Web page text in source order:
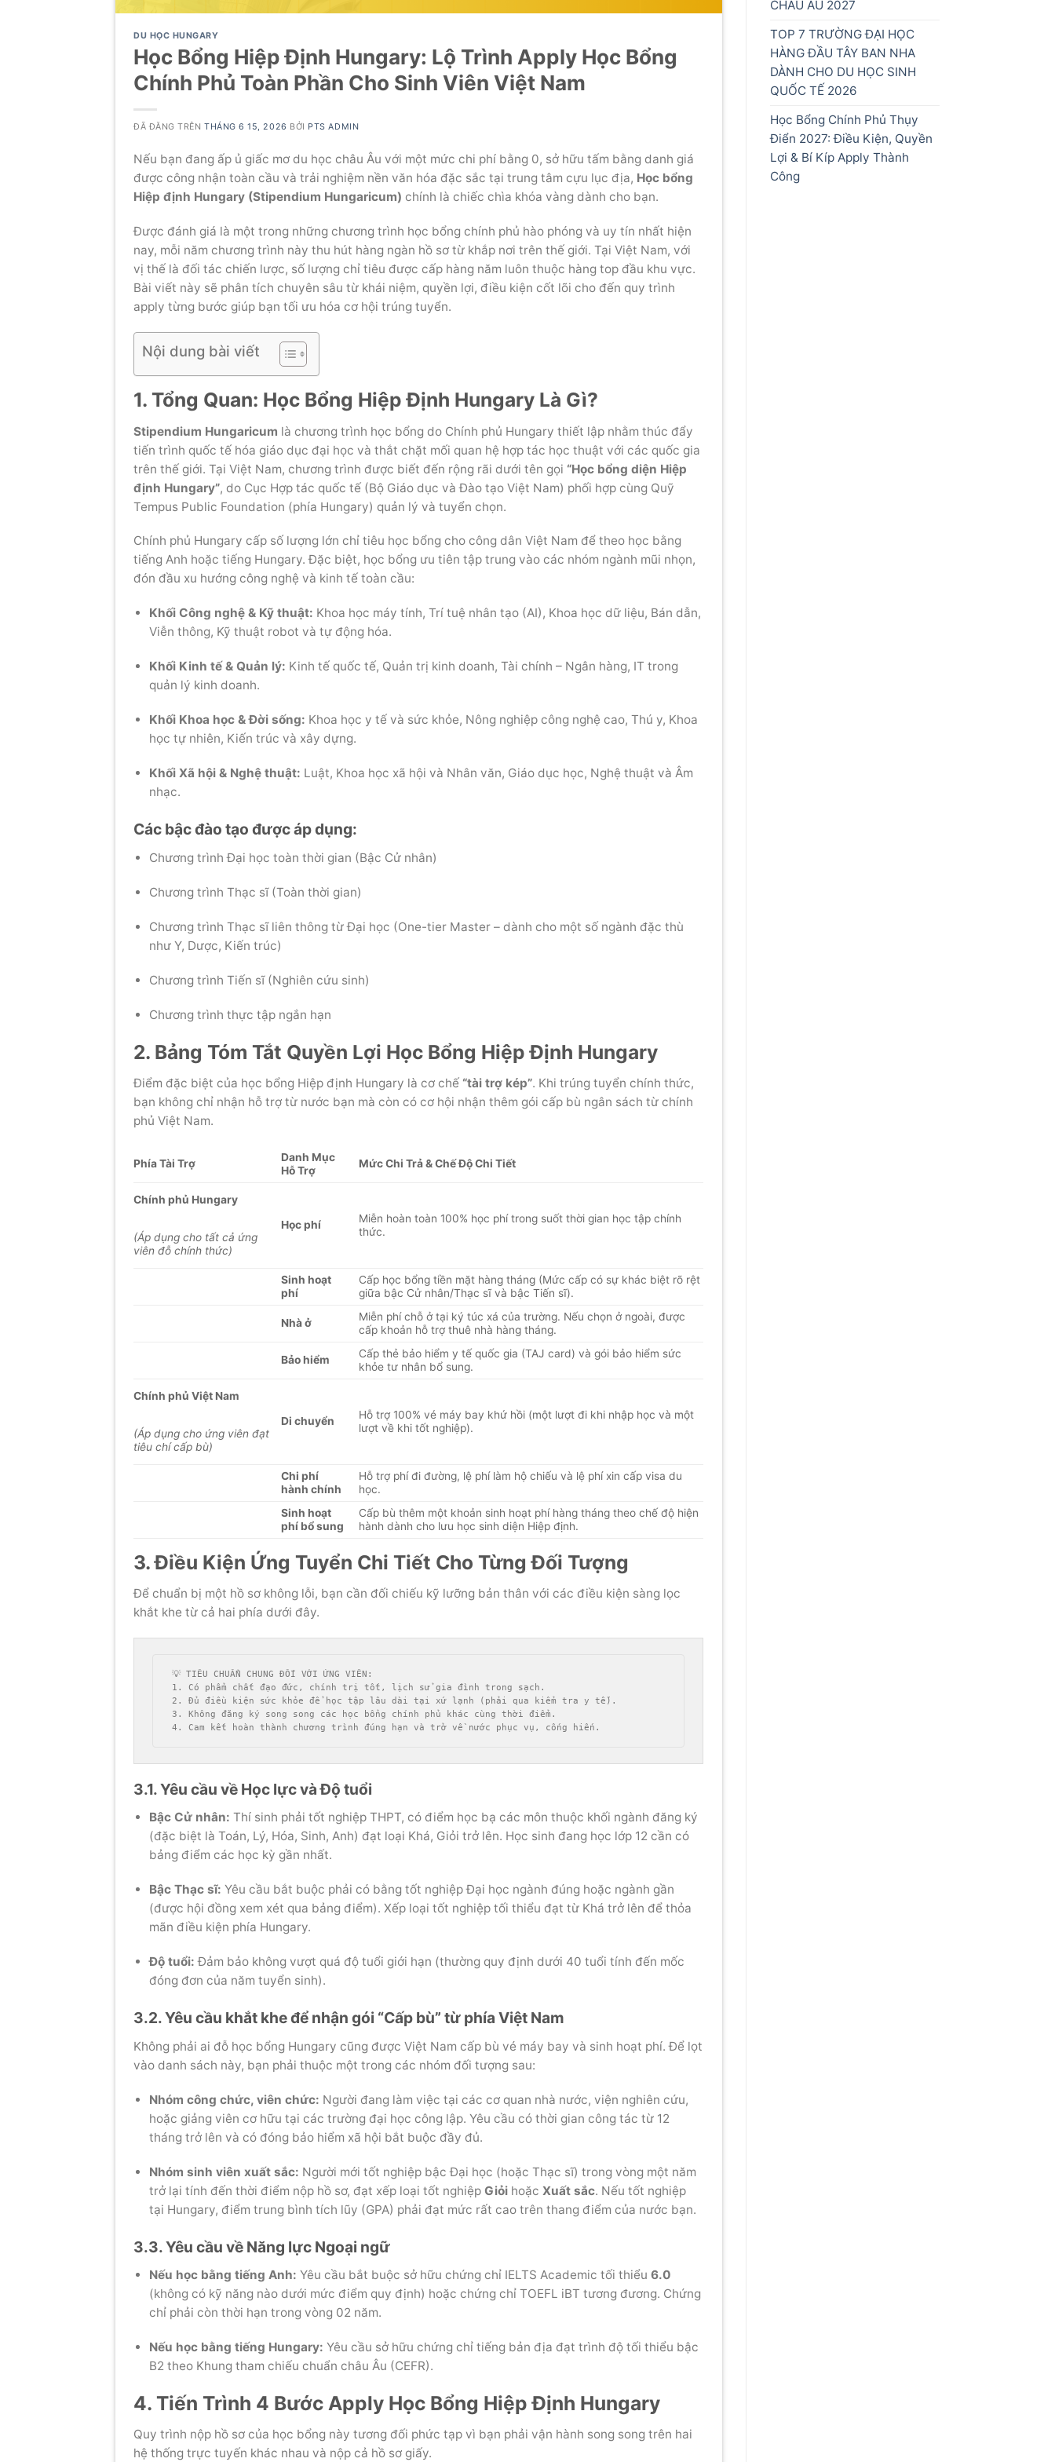
DU HỌC HUNGARY
Học Bổng Hiệp Định Hungary: Lộ Trình Apply Học Bổng
Chính Phủ Toàn Phần Cho Sinh Viên Việt Nam
ĐÃ ĐĂNG TRÊNTHÁNG 6 15, 2026 BỞI PTS ADMIN
Nếu bạn đang ấp ủ giấc mơ du học châu Âu với một mức chi phí bằng 0, sở hữu tấm bằng danh giá
được công nhận toàn cầu và trải nghiệm nền văn hóa đặc sắc tại trung tâm cựu lục địa, Học bổng
Hiệp định Hungary (Stipendium Hungaricum) chính là chiếc chìa khóa vàng dành cho bạn.
Được đánh giá là một trong những chương trình học bổng chính phủ hào phóng và uy tín nhất hiện
nay, mỗi năm chương trình này thu hút hàng ngàn hồ sơ từ khắp nơi trên thế giới. Tại Việt Nam, với
vị thế là đối tác chiến lược, số lượng chỉ tiêu được cấp hàng năm luôn thuộc hàng top đầu khu vực.
Bài viết này sẽ phân tích chuyên sâu từ khái niệm, quyền lợi, điều kiện cốt lõi cho đến quy trình
apply từng bước giúp bạn tối ưu hóa cơ hội trúng tuyển.
Nội dung bài viết
1. Tổng Quan: Học Bổng Hiệp Định Hungary Là Gì?
Stipendium Hungaricum là chương trình học bổng do Chính phủ Hungary thiết lập nhằm thúc đẩy
tiến trình quốc tế hóa giáo dục đại học và thắt chặt mối quan hệ hợp tác học thuật với các quốc gia
trên thế giới. Tại Việt Nam, chương trình được biết đến rộng rãi dưới tên gọi “Học bổng diện Hiệp
định Hungary”, do Cục Hợp tác quốc tế (Bộ Giáo dục và Đào tạo Việt Nam) phối hợp cùng Quỹ
Tempus Public Foundation (phía Hungary) quản lý và tuyển chọn.
Chính phủ Hungary cấp số lượng lớn chỉ tiêu học bổng cho công dân Việt Nam để theo học bằng
tiếng Anh hoặc tiếng Hungary. Đặc biệt, học bổng ưu tiên tập trung vào các nhóm ngành mũi nhọn,
đón đầu xu hướng công nghệ và kinh tế toàn cầu:
Khối Công nghệ & Kỹ thuật: Khoa học máy tính, Trí tuệ nhân tạo (AI), Khoa học dữ liệu, Bán dẫn,
Viễn thông, Kỹ thuật robot và tự động hóa.
Khối Kinh tế & Quản lý: Kinh tế quốc tế, Quản trị kinh doanh, Tài chính – Ngân hàng, IT trong
quản lý kinh doanh.
Khối Khoa học & Đời sống: Khoa học y tế và sức khỏe, Nông nghiệp công nghệ cao, Thú y, Khoa
học tự nhiên, Kiến trúc và xây dựng.
Khối Xã hội & Nghệ thuật: Luật, Khoa học xã hội và Nhân văn, Giáo dục học, Nghệ thuật và Âm
nhạc.
Các bậc đào tạo được áp dụng:
Chương trình Đại học toàn thời gian (Bậc Cử nhân)
Chương trình Thạc sĩ (Toàn thời gian)
Chương trình Thạc sĩ liên thông từ Đại học (One-tier Master – dành cho một số ngành đặc thù
như Y, Dược, Kiến trúc)
Chương trình Tiến sĩ (Nghiên cứu sinh)
Chương trình thực tập ngắn hạn
2. Bảng Tóm Tắt Quyền Lợi Học Bổng Hiệp Định Hungary
Điểm đặc biệt của học bổng Hiệp định Hungary là cơ chế “tài trợ kép”. Khi trúng tuyển chính thức,
bạn không chỉ nhận hỗ trợ từ nước bạn mà còn có cơ hội nhận thêm gói cấp bù ngân sách từ chính
phủ Việt Nam.
Phía Tài Trợ
Danh Mục
Hỗ Trợ
Mức Chi Trả & Chế Độ Chi Tiết
Chính phủ Hungary
(Áp dụng cho tất cả ứng
viên đỗ chính thức)
Học phí
Miễn hoàn toàn 100% học phí trong suốt thời gian học tập chính
thức.
Sinh hoạt
phí
Cấp học bổng tiền mặt hàng tháng (Mức cấp có sự khác biệt rõ rệt
giữa bậc Cử nhân/Thạc sĩ và bậc Tiến sĩ).
Nhà ở
Miễn phí chỗ ở tại ký túc xá của trường. Nếu chọn ở ngoài, được
cấp khoản hỗ trợ thuê nhà hàng tháng.
Bảo hiểm
Cấp thẻ bảo hiểm y tế quốc gia (TAJ card) và gói bảo hiểm sức
khỏe tư nhân bổ sung.
Chính phủ Việt Nam
(Áp dụng cho ứng viên đạt
tiêu chí cấp bù)
Di chuyển
Hỗ trợ 100% vé máy bay khứ hồi (một lượt đi khi nhập học và một
lượt về khi tốt nghiệp).
Chi phí
hành chính
Hỗ trợ phí đi đường, lệ phí làm hộ chiếu và lệ phí xin cấp visa du
học.
Sinh hoạt
phí bổ sung
Cấp bù thêm một khoản sinh hoạt phí hàng tháng theo chế độ hiện
hành dành cho lưu học sinh diện Hiệp định.
3. Điều Kiện Ứng Tuyển Chi Tiết Cho Từng Đối Tượng
Để chuẩn bị một hồ sơ không lỗi, bạn cần đối chiếu kỹ lưỡng bản thân với các điều kiện sàng lọc
khắt khe từ cả hai phía dưới đây.
💡 TIÊU CHUẨN CHUNG ĐỐI VỚI ỨNG VIÊN:
1. Có phẩm chất đạo đức, chính trị tốt, lịch sử gia đình trong sạch.
2. Đủ điều kiện sức khỏe để học tập lâu dài tại xứ lạnh (phải qua kiểm tra y tế).
3. Không đăng ký song song các học bổng chính phủ khác cùng thời điểm.
3.1. Yêu cầu về Học lực và Độ tuổi
Bậc Cử nhân: Thí sinh phải tốt nghiệp THPT, có điểm học bạ các môn thuộc khối ngành đăng ký
(đặc biệt là Toán, Lý, Hóa, Sinh, Anh) đạt loại Khá, Giỏi trở lên. Học sinh đang học lớp 12 cần có
bảng điểm các học kỳ gần nhất.
Bậc Thạc sĩ: Yêu cầu bắt buộc phải có bằng tốt nghiệp Đại học ngành đúng hoặc ngành gần
(được hội đồng xem xét qua bảng điểm). Xếp loại tốt nghiệp tối thiểu đạt từ Khá trở lên để thỏa
mãn điều kiện phía Hungary.
Độ tuổi: Đảm bảo không vượt quá độ tuổi giới hạn (thường quy định dưới 40 tuổi tính đến mốc
đóng đơn của năm tuyển sinh).
3.2. Yêu cầu khắt khe để nhận gói “Cấp bù” từ phía Việt Nam
Không phải ai đỗ học bổng Hungary cũng được Việt Nam cấp bù vé máy bay và sinh hoạt phí. Để lọt
vào danh sách này, bạn phải thuộc một trong các nhóm đối tượng sau:
Nhóm công chức, viên chức: Người đang làm việc tại các cơ quan nhà nước, viện nghiên cứu,
hoặc giảng viên cơ hữu tại các trường đại học công lập. Yêu cầu có thời gian công tác từ 12
tháng trở lên và có đóng bảo hiểm xã hội bắt buộc đầy đủ.
Nhóm sinh viên xuất sắc: Người mới tốt nghiệp bậc Đại học (hoặc Thạc sĩ) trong vòng một năm
trở lại tính đến thời điểm nộp hồ sơ, đạt xếp loại tốt nghiệp Giỏihoặc Xuất sắc. Nếu tốt nghiệp
tại Hungary, điểm trung bình tích lũy (GPA) phải đạt mức rất cao trên thang điểm của nước bạn.
3.3. Yêu cầu về Năng lực Ngoại ngữ
Nếu học bằng tiếng Anh: Yêu cầu bắt buộc sở hữu chứng chỉ IELTS Academic tối thiểu 6.0
(không có kỹ năng nào dưới mức điểm quy định) hoặc chứng chỉ TOEFL iBT tương đương. Chứng
chỉ phải còn thời hạn trong vòng 02 năm.
Nếu học bằng tiếng Hungary: Yêu cầu sở hữu chứng chỉ tiếng bản địa đạt trình độ tối thiểu bậc
B2 theo Khung tham chiếu chuẩn châu Âu (CEFR).
4. Tiến Trình 4 Bước Apply Học Bổng Hiệp Định Hungary
Quy trình nộp hồ sơ của học bổng này tương đối phức tạp vì bạn phải vận hành song song trên hai
hệ thống trực tuyến khác nhau và nộp cả hồ sơ giấy.
CHÂU ÂU 2027
TOP 7 TRƯỜNG ĐẠI HỌC
HÀNG ĐẦU TÂY BAN NHA
DÀNH CHO DU HỌC SINH
QUỐC TẾ 2026
Học Bổng Chính Phủ Thụy
Điển 2027: Điều Kiện, Quyền
Lợi & Bí Kíp Apply Thành
Công